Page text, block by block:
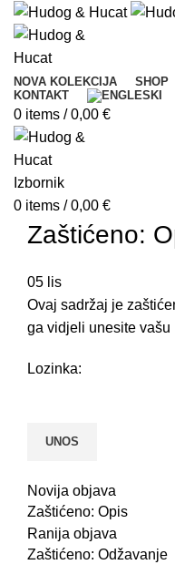
NOVA KOLEKCIJA SHOP
KONTAKT
0 items / 0,00 €
Izbornik
0 items / 0,00 €
Zaštićeno:
05 lis
Ovaj sadržaj je
ga vidjeli unesite vašu
Lozinka:
Novija objava
Zaštićeno: Opis
Ranija objava
Zaštićeno: Odžavanje